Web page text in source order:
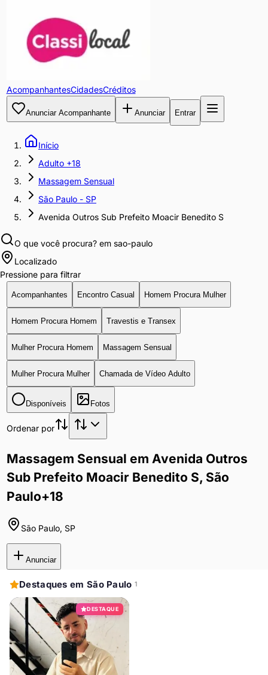
AcompanhantesCidadesCréditos
Anunciar Acompanhante Anunciar Entrar
Início
Adulto +18
Massagem Sensual
São Paulo - SP
Avenida Outros Sub Prefeito Moacir Benedito S
O que você procura? em sao-paulo
Localizado
Pressione para filtrar
Acompanhantes Encontro Casual Homem Procura Mulher
Homem Procura Homem Travestis e Transex
Mulher Procura Homem Massagem Sensual
Mulher Procura Mulher Chamada de Vídeo Adulto
Disponíveis Fotos
Ordenar por
Massagem Sensual em Avenida Outros
Sub Prefeito Moacir Benedito S, São
Paulo+18
São Paulo, SP
Anunciar
Destaques em São Paulo 1
DESTAQUE